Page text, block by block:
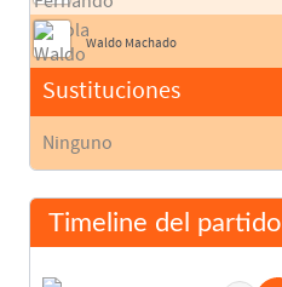
Waldo Machado
Sustituciones
Ninguno
Timeline del partido